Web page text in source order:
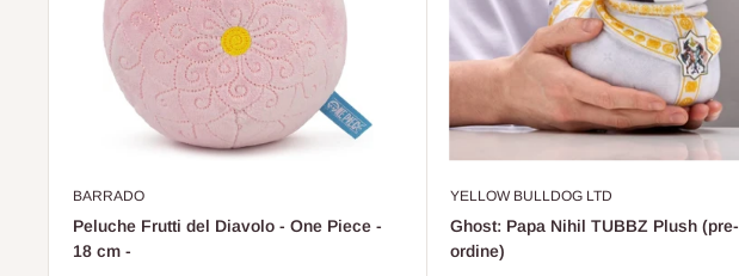
BARRADO
Peluche Frutti del Diavolo - One Piece -
18 cm -
YELLOW BULLDOG LTD
Ghost: Papa Nihil TUBBZ Plush (pre-
ordine)